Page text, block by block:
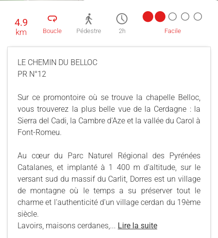
4.9
km Boucle Pédestre 2h Facile
LE CHEMIN DU BELLOC
PR N°12
Sur ce promontoire où se trouve la chapelle Belloc,
vous trouverez la plus belle vue de la Cerdagne : la
Sierra del Cadi, la Cambre d'Aze et la vallée du Carol à
Font-Romeu.
Au cœur du Parc Naturel Régional des Pyrénées
Catalanes, et implanté à 1 400 m d'altitude, sur le
versant sud du massif du Carlit, Dorres est un village
de montagne où le temps a su préserver tout le
charme et l'authenticité d'un village cerdan du 19ème
siècle.
Lavoirs, maisons cerdanes,... Lire la suite